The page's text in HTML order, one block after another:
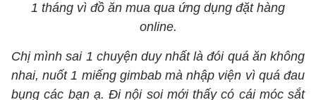
1 tháng vì đồ ăn mua qua ứng dụng đặt hàng
online.
Chị mình sai 1 chuyện duy nhất là đói quá ăn không
nhai, nuốt 1 miếng gimbab mà nhập viện vì quá đau
bụng các bạn ạ. Đi nội soi mới thấy có cái móc sắt